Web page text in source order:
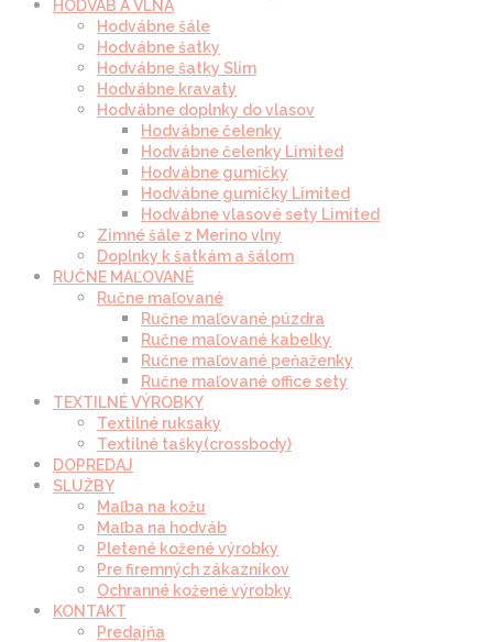
HODVÁB A VLNA
Hodvábne šále
Hodvábne šatky
Hodvábne šatky Slim
Hodvábne kravaty
Hodvábne doplnky do vlasov
Hodvábne čelenky
Hodvábne čelenky Limited
Hodvábne gumičky
Hodvábne gumičky Limited
Hodvábne vlasové sety Limited
Zimné šále z Merino vlny
Doplnky k šatkám a šálom
RUČNE MAĽOVANÉ
Ručne maľované
Ručne maľované púzdra
Ručne maľované kabelky
Ručne maľované peňaženky
Ručne maľované office sety
TEXTILNÉ VÝROBKY
Textilné ruksaky
Textilné tašky(crossbody)
DOPREDAJ
SLUŽBY
Maľba na kožu
Maľba na hodváb
Pletené kožené výrobky
Pre firemných zákazníkov
Ochranné kožené výrobky
KONTAKT
Predajňa